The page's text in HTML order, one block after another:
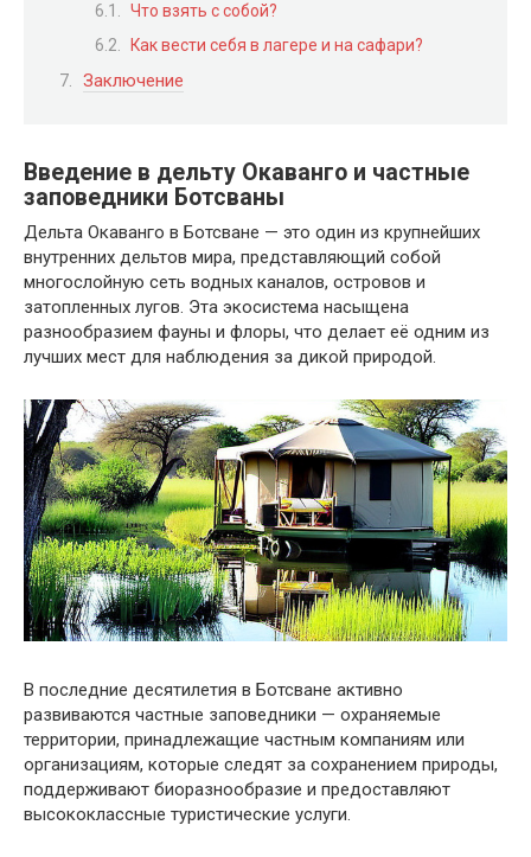
Что взять с собой?
Как вести себя в лагере и на сафари?
Заключение
Введение в дельту Окаванго и частные
заповедники Ботсваны
Дельта Окаванго в Ботсване — это один из крупнейших
внутренних дельтов мира, представляющий собой
многослойную сеть водных каналов, островов и
затопленных лугов. Эта экосистема насыщена
разнообразием фауны и флоры, что делает её одним из
лучших мест для наблюдения за дикой природой.
В последние десятилетия в Ботсване активно
развиваются частные заповедники — охраняемые
территории, принадлежащие частным компаниям или
организациям, которые следят за сохранением природы,
поддерживают биоразнообразие и предоставляют
высококлассные туристические услуги.